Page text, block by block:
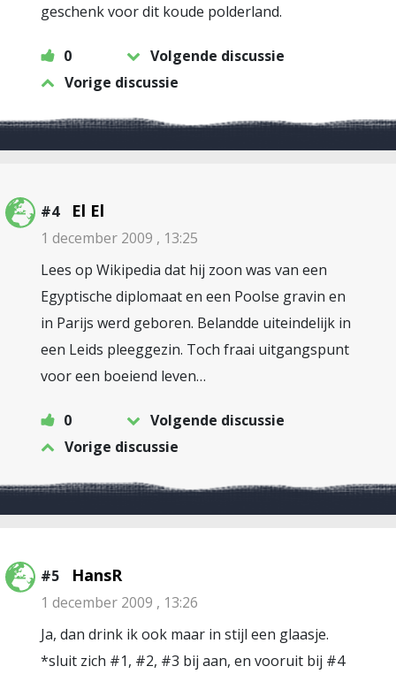
geschenk voor dit koude polderland.
0
Volgende discussie
Vorige discussie
#4 El El
1 december 2009 , 13:25
Lees op Wikipedia dat hij zoon was van een
Egyptische diplomaat en een Poolse gravin en
in Parijs werd geboren. Belandde uiteindelijk in
een Leids pleeggezin. Toch fraai uitgangspunt
voor een boeiend leven…
0
Volgende discussie
Vorige discussie
#5 HansR
1 december 2009 , 13:26
Ja, dan drink ik ook maar in stijl een glaasje.
*sluit zich #1, #2, #3 bij aan, en vooruit bij #4